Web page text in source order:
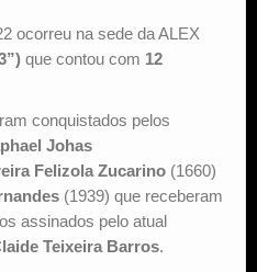
ocorreu na sede da ALEX
que contou com 12
conquistados pelos
Johas
Felizola Zucarino (1660)
(1939) que receberam
assinados pelo atual
Teixeira Barros.